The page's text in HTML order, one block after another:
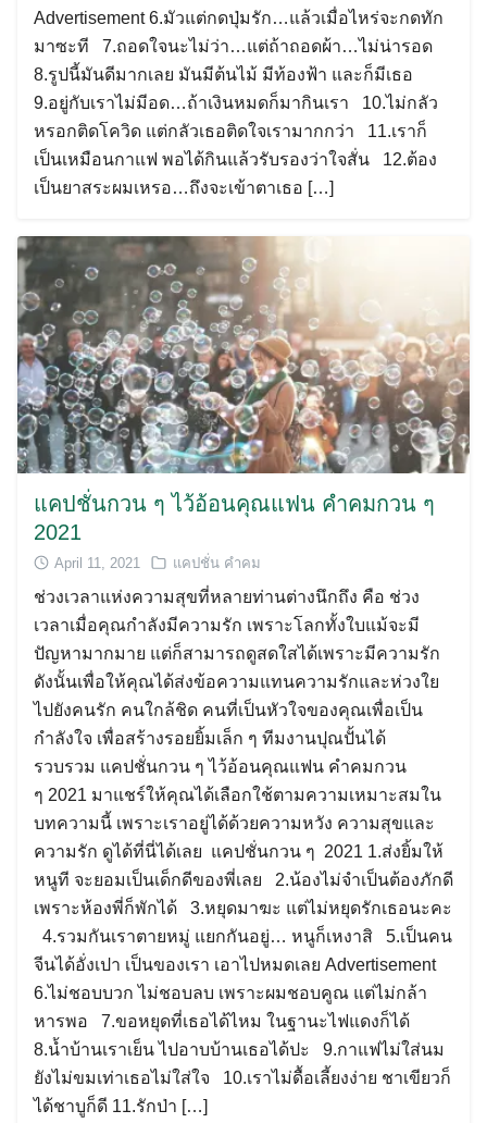
Advertisement 6.มัวแต่กดปุ่มรัก…แล้วเมื่อไหร่จะกดทัก
มาซะที 7.ถอดใจนะไม่ว่า…แต่ถ้าถอดผ้า…ไม่น่ารอด
8.รูปนี้มันดีมากเลย มันมีต้นไม้ มีท้องฟ้า และก็มีเธอ
9.อยู่กับเราไม่มีอด…ถ้าเงินหมดก็มากินเรา 10.ไม่กลัว
หรอกติดโควิด แต่กลัวเธอติดใจเรามากกว่า 11.เราก็
เป็นเหมือนกาแฟ พอได้กินแล้วรับรองว่าใจสั่น 12.ต้อง
เป็นยาสระผมเหรอ…ถึงจะเข้าตาเธอ […]
แคปชั่นกวน ๆ ไว้อ้อนคุณแฟน คำคมกวน ๆ
2021
April 11, 2021 แคปชั่น คำคม
ช่วงเวลาแห่งความสุขที่หลายท่านต่างนึกถึง คือ ช่วง
เวลาเมื่อคุณกำลังมีความรัก เพราะโลกทั้งใบแม้จะมี
ปัญหามากมาย แต่ก็สามารถดูสดใสได้เพราะมีความรัก
ดังนั้นเพื่อให้คุณได้ส่งข้อความแทนความรักและห่วงใย
ไปยังคนรัก คนใกล้ชิด คนที่เป็นหัวใจของคุณเพื่อเป็น
กำลังใจ เพื่อสร้างรอยยิ้มเล็ก ๆ ทีมงานปุณปั้นได้
รวบรวม แคปชั่นกวน ๆ ไว้อ้อนคุณแฟน คำคมกวน
ๆ 2021 มาแชร์ให้คุณได้เลือกใช้ตามความเหมาะสมใน
บทความนี้ เพราะเราอยู่ได้ด้วยความหวัง ความสุขและ
ความรัก ดูได้ที่นี่ได้เลย แคปชั่นกวน ๆ 2021 1.ส่งยิ้มให้
หนูที จะยอมเป็นเด็กดีของพี่เลย 2.น้องไม่จำเป็นต้องภักดี
เพราะห้องพี่ก็พักได้ 3.หยุดมาฆะ แต่ไม่หยุดรักเธอนะคะ
4.รวมกันเราตายหมู่ แยกกันอยู่… หนูก็เหงาสิ 5.เป็นคน
จีนได้อั่งเปา เป็นของเรา เอาไปหมดเลย Advertisement
6.ไม่ชอบบวก ไม่ชอบลบ เพราะผมชอบคูณ แต่ไม่กล้า
หารพอ 7.ขอหยุดที่เธอได้ไหม ในฐานะไฟแดงก็ได้
8.น้ำบ้านเราเย็น ไปอาบบ้านเธอได้ปะ 9.กาแฟไม่ใส่นม
ยังไม่ขมเท่าเธอไม่ใส่ใจ 10.เราไม่ดื้อเลี้ยงง่าย ชาเขียวก็
ได้ชาบูก็ดี 11.รักป่า […]